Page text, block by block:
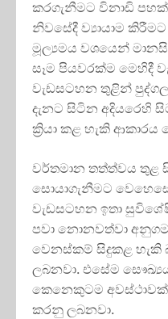
කරගැනීමට විනාඩි
නිවසේදී ව්‍යායාම
මූල්‍යමය වශයෙන්
සෑම පියවරක්ම මෙහිදී
වැඩසටහන තුළින්
දැනට සිටින අදියරෙහි
ක්‍රියා කළ හැකි ආකාරය
වර්තමාන තත්ත්වය තුළ
සොයාගැනීමට
වැඩසටහන ඉතා
පවා නොනවත්වා
වෙනස්කම් සිදුකළ හැකි
ලබනවා. එසේම
කෙනෙකුටම
කරනු ලබනවා.